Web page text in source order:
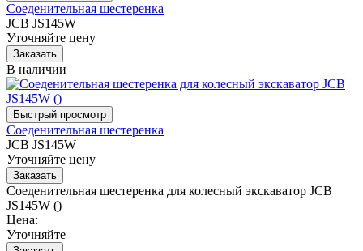
Соеденительная шестеренка
JCB JS145W
Уточняйте цену
В наличии
Соеденительная шестеренка
JCB JS145W
Уточняйте цену
Соеденительная шестеренка для колесный экскаватор JCB
JS145W ()
Цена:
Уточняйте